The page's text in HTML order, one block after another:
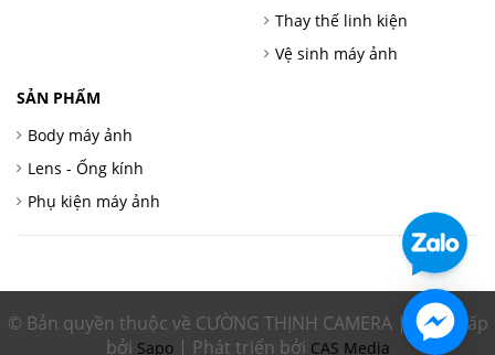
Thay thế linh kiện
Vệ sinh máy ảnh
SẢN PHẨM
Body máy ảnh
Lens - Ống kính
Phụ kiện máy ảnh
© Bản quyền thuộc về CƯỜNG THỊNH CAMERA | Cung cấp
bởi Sapo| Phát triển bởi CAS Media